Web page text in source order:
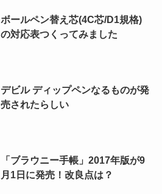
ボールペン替え芯(4C芯/D1規格)
の対応表つくってみました
デビル ディップペンなるものが発
売されたらしい
「ブラウニー手帳」2017年版が9
月1日に発売！改良点は？